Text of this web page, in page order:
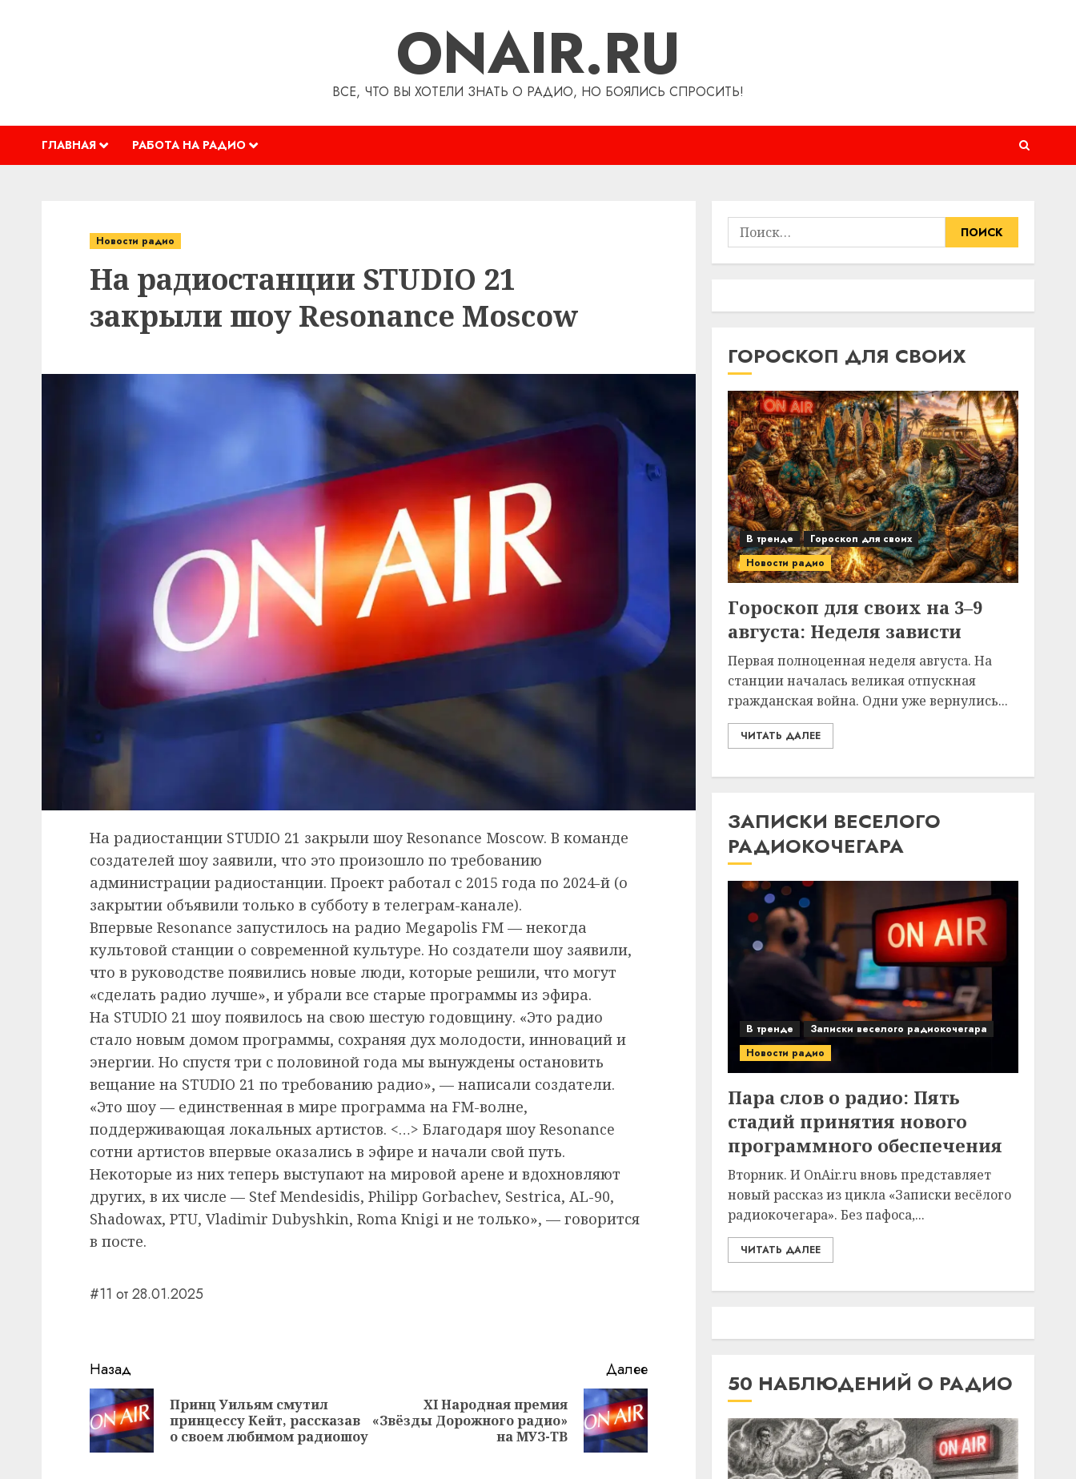
ONAIR.RU
ВСЕ, ЧТО ВЫ ХОТЕЛИ ЗНАТЬ О РАДИО, НО БОЯЛИСЬ СПРОСИТЬ!
ГЛАВНАЯ РАБОТА НА РАДИО
Новости радио
На радиостанции STUDIO 21
закрыли шоу Resonance Moscow
На радиостанции STUDIO 21 закрыли шоу Resonance Moscow. В команде
создателей шоу заявили, что это произошло по требованию
администрации радиостанции. Проект работал с 2015 года по 2024-й (о
закрытии объявили только в субботу в телеграм-канале).
Впервые Resonance запустилось на радио Megapolis FM — некогда
культовой станции о современной культуре. Но создатели шоу заявили,
что в руководстве появились новые люди, которые решили, что могут
«сделать радио лучше», и убрали все старые программы из эфира.
На STUDIO 21 шоу появилось на свою шестую годовщину. «Это радио
стало новым домом программы, сохраняя дух молодости, инноваций и
энергии. Но спустя три с половиной года мы вынуждены остановить
вещание на STUDIO 21 по требованию радио», — написали создатели.
«Это шоу — единственная в мире программа на FM-волне,
поддерживающая локальных артистов. <…> Благодаря шоу Resonance
сотни артистов впервые оказались в эфире и начали свой путь.
Некоторые из них теперь выступают на мировой арене и вдохновляют
других, в их числе — Stef Mendesidis, Philipp Gorbachev, Sestrica, AL-90,
Shadowax, PTU, Vladimir Dubyshkin, Roma Knigi и не только», — говорится
в посте.
#11 от 28.01.2025
Навигация
записи
Назад
Предыдущая
запись:
Принц Уильям смутил
принцессу Кейт, рассказав
о своем любимом радиошоу
Далее
Следующая
запись:
XI Народная премия
«Звёзды Дорожного радио»
на МУЗ-ТВ
Найти:
ГОРОСКОП ДЛЯ СВОИХ
В тренде
Гороскоп для своих
Новости радио
Гороскоп для своих на 3–9
августа: Неделя зависти
Первая полноценная неделя августа. На
станции началась великая отпускная
гражданская война. Одни уже вернулись...
ЧИТАТЬ ДАЛЕЕ
ЗАПИСКИ ВЕСЕЛОГО
РАДИОКОЧЕГАРА
В тренде
Записки веселого радиокочегара
Новости радио
Пара слов о радио: Пять
стадий принятия нового
программного обеспечения
Вторник. И OnAir.ru вновь представляет
новый рассказ из цикла «Записки весёлого
радиокочегара». Без пафоса,...
ЧИТАТЬ ДАЛЕЕ
50 НАБЛЮДЕНИЙ О РАДИО